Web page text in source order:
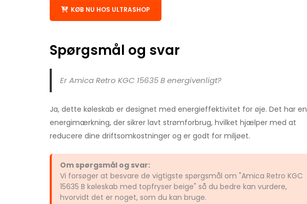
KØB NU HOS ULTRASHOP
Spørgsmål og svar
Er Amica Retro KGC 15635 B energivenligt?
Ja, dette køleskab er designet med energieffektivitet for øje. Det har en
energimærkning, der sikrer lavt strømforbrug, hvilket hjælper med at
reducere dine driftsomkostninger og er godt for miljøet.
Om spørgsmål og svar:
Vi forsøger at besvare de vigtigste spørgsmål om "Amica Retro KGC
15635 B køleskab med topfryser beige" så du bedre kan vurdere,
hvorvidt det er noget, som du kan bruge.